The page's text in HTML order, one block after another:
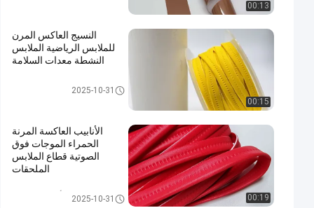
00:13
00:15
النسيج العاكس المرن
للملابس الرياضية الملابس
النشطة معدات السلامة
Silver Reflective Fabric
2025-10-31
00:19
الأنابيب العاكسة المرنة
الحمراء الموجات فوق
الصوتية قطاع الملابس
الملحقات
2025-10-31